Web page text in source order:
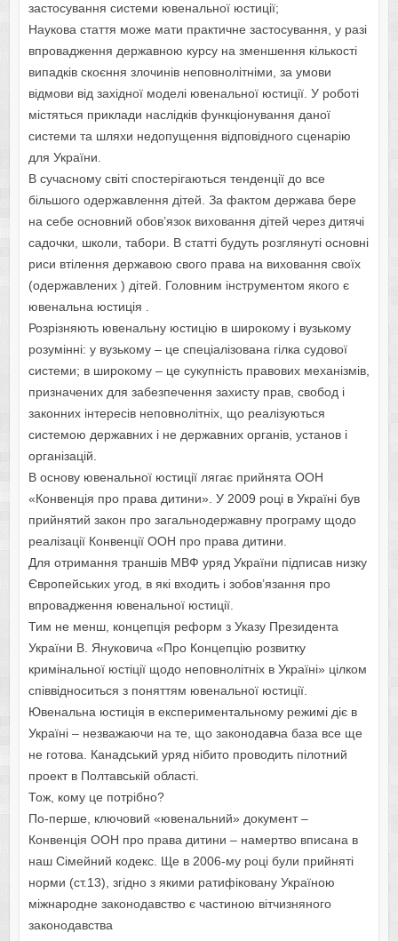
застосування системи ювенальної юстиції;
Наукова стаття може мати практичне застосування, у разі
впровадження державною курсу на зменшення кількості
випадків скоєння злочинів неповнолітніми, за умови
відмови від західної моделі ювенальної юстиції. У роботі
містяться приклади наслідків функціонування даної
системи та шляхи недопущення відповідного сценарію
для України.
В сучасному світі спостерігаються тенденції до все
більшого одержавлення дітей. За фактом держава бере
на себе основний обов’язок виховання дітей через дитячі
садочки, школи, табори. В статті будуть розглянуті основні
риси втілення державою свого права на виховання своїх
(одержавлених ) дітей. Головним інструментом якого є
ювенальна юстиція .
Розрізняють ювенальну юстицію в широкому і вузькому
розумінні: у вузькому – це спеціалізована гілка судової
системи; в широкому – це сукупність правових механізмів,
призначених для забезпечення захисту прав, свобод і
законних інтересів неповнолітніх, що реалізуються
системою державних і не державних органів, установ і
організацій.
В основу ювенальної юстиції лягає прийнята ООН
«Конвенція про права дитини». У 2009 році в Україні був
прийнятий закон про загальнодержавну програму щодо
реалізації Конвенції OOH про права дитини.
Для отримання траншів МВФ уряд України підписав низку
Європейських угод, в які входить і зобов’язання про
впровадження ювенальної юстиції.
Тим не менш, концепція реформ з Указу Президента
України В. Януковича «Про Концепцію розвитку
кримінальної юстіції щодо неповнолітніх в Україні» цілком
співвідноситься з поняттям ювенальної юстиції.
Ювенальна юстиція в експериментальному режимі діє в
Україні – незважаючи на те, що законодавча база все ще
не готова. Канадський уряд нібито проводить пілотний
проект в Полтавській області.
Тож, кому це потрібно?
По-перше, ключовий «ювенальний» документ –
Конвенція ООН про права дитини – намертво вписана в
наш Сімейний кодекс. Ще в 2006-му році були прийняті
норми (ст.13), згідно з якими ратифіковану Україною
міжнародне законодавство є частиною вітчизняного
законодавства